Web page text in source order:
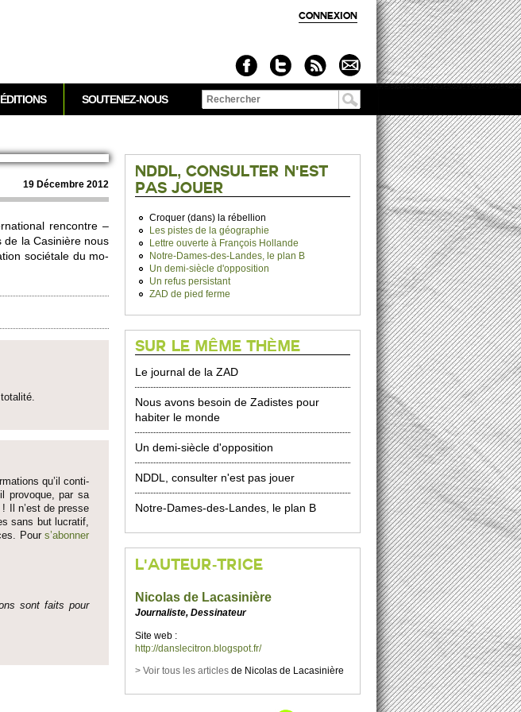
CONNEXION
19 Déce­mbre 2012
rencontre –
de la Casinière nous
sociétale du mo­
qu’il conti­
pro­voque, par sa
Il n’est de pre­sse
sans but lucratif,
Pours’abonner
sont faits pour
ÉDITIONS SOUTENEZ-NOUS
Formulaire de
NDDL, CONSULTER N'EST
PAS JOUER
Croquer (dans) la rébellion
Les pistes de la géographie
Lettre ouverte à François Hollande
Notre-Dames-des-Landes, le plan B
Un demi-siècle d'opposition
Un refus persistant
ZAD de pied ferme
SUR LE MÊME THÈME
Le journal de la ZAD
Nous avons besoin de Zadistes pour
habiter le monde
Un demi-siècle d'opposition
NDDL, consulter n'est pas jouer
Notre-Dames-des-Landes, le plan B
L'AUTEUR-TRICE
Nicolas de Lacasinière
Journaliste, Dessinateur
Site web :
http://danslecitron.blogspot.fr/
> Voir tous les articles de Nicolas de Lacasinière